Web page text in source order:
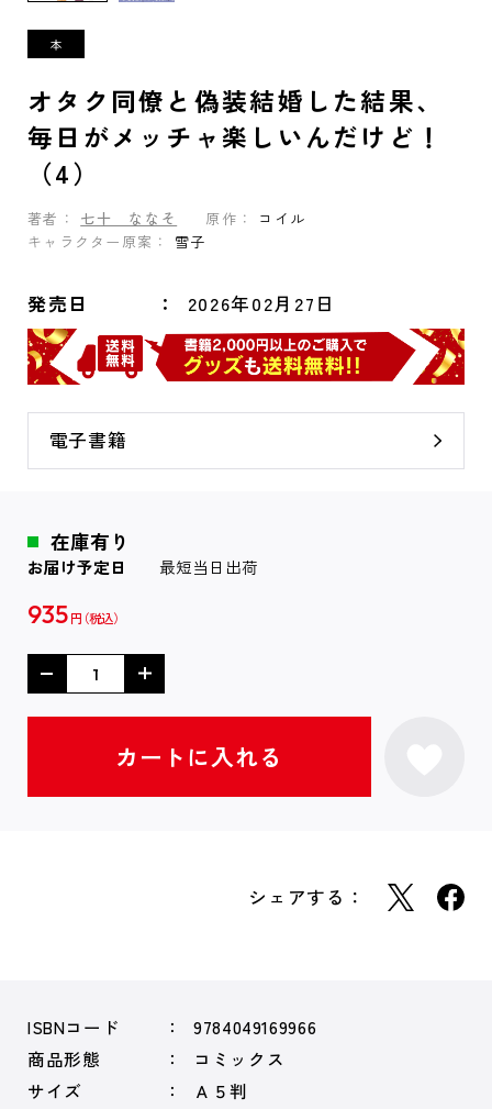
オタク同僚と偽装結婚した結果、
毎日がメッチャ楽しいんだけど！
（4）
著者： 七十 ななそ 原作：
コイル
キャラクター原案：
雪子
発売日 2026年02月27日
電子書籍
在庫有り
お届け予定日 最短当日出荷
935 円
シェアする：
ISBNコード
9784049169966
商品形態
コミックス
サイズ
Ａ５判